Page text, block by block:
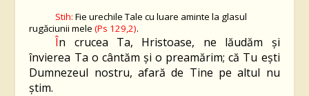
Stih: Fie urechile Tale cu luare aminte la glasul
rugăciunii mele(Ps 129,2).
În crucea Ta, Hristoase, ne lăudăm şi
învierea Ta o cântăm şi o preamărim; că Tu eşti
Dumnezeul nostru, afară de Tine pe altul nu
ştim.